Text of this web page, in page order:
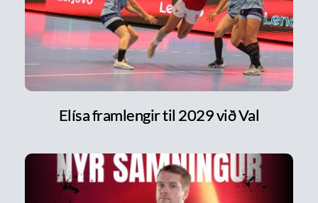
Elísa framlengir til 2029 við Val